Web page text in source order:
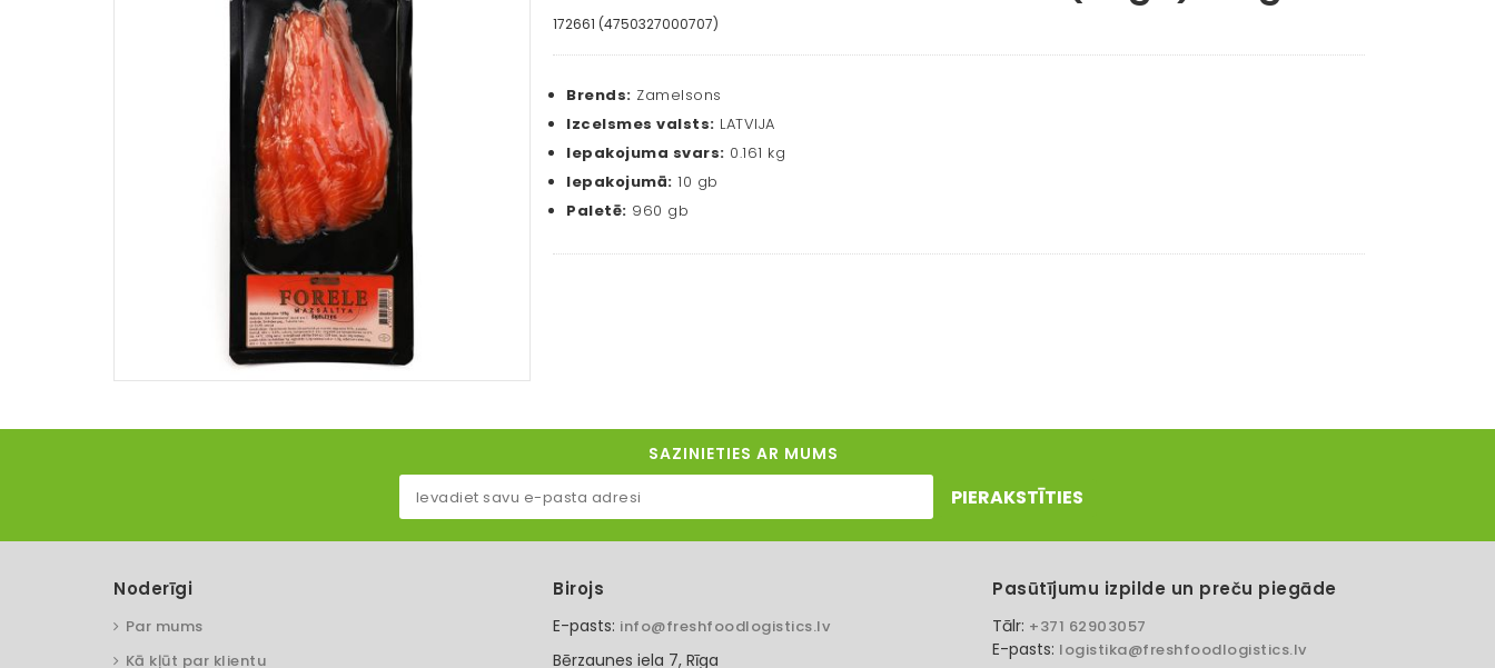
172661 (4750327000707)
Brends: Zamelsons
Izcelsmes valsts: LATVIJA
Iepakojuma svars: 0.161 kg
Iepakojumā: 10 gb
Paletē: 960 gb
SAZINIETIES AR MUMS
PIERAKSTĪTIES
Noderīgi
Par mums
Kā kļūt par klientu
Birojs
E-pasts: info@freshfoodlogistics.lv
Bērzaunes iela 7, Rīga
Pasūtījumu izpilde un preču piegāde
Tālr: +371 62903057
E-pasts: logistika@freshfoodlogistics.lv